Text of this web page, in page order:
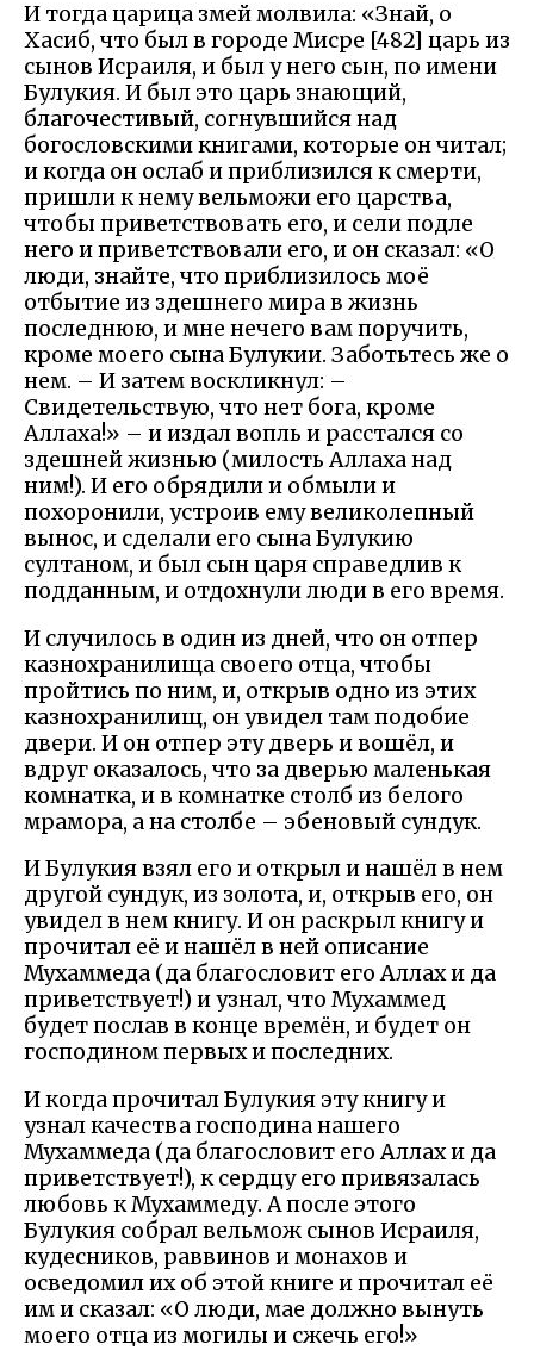
И тогда царица змей молвила: «Знай, о
Хасиб, что был в городе Мисре [482] царь из
сынов Исраиля, и был у него сын, по имени
Булукия. И был это царь знающий,
благочестивый, согнувшийся над
богословскими книгами, которые он читал;
и когда он ослаб и приблизился к смерти,
пришли к нему вельможи его царства,
чтобы приветствовать его, и сели подле
него и приветствовали его, и он сказал: «О
люди, знайте, что приблизилось моё
отбытие из здешнего мира в жизнь
последнюю, и мне нечего вам поручить,
кроме моего сына Булукии. Заботьтесь же о
нем. – И затем воскликнул: –
Свидетельствую, что нет бога, кроме
Аллаха!» – и издал вопль и расстался со
здешней жизнью (милость Аллаха над
ним!). И его обрядили и обмыли и
похоронили, устроив ему великолепный
вынос, и сделали его сына Булукию
султаном, и был сын царя справедлив к
подданным, и отдохнули люди в его время.
И случилось в один из дней, что он отпер
казнохранилища своего отца, чтобы
пройтись по ним, и, открыв одно из этих
казнохранилищ, он увидел там подобие
двери. И он отпер эту дверь и вошёл, и
вдруг оказалось, что за дверью маленькая
комнатка, и в комнатке столб из белого
мрамора, а на столбе – эбеновый сундук.
И Булукия взял его и открыл и нашёл в нем
другой сундук, из золота, и, открыв его, он
увидел в нем книгу. И он раскрыл книгу и
прочитал её и нашёл в ней описание
Мухаммеда (да благословит его Аллах и да
приветствует!) и узнал, что Мухаммед
будет послав в конце времён, и будет он
господином первых и последних.
И когда прочитал Булукия эту книгу и
узнал качества господина нашего
Мухаммеда (да благословит его Аллах и да
приветствует!), к сердцу его привязалась
любовь к Мухаммеду. А после этого
Булукия собрал вельмож сынов Исраиля,
кудесников, раввинов и монахов и
осведомил их об этой книге и прочитал её
им и сказал: «О люди, мае должно вынуть
моего отца из могилы и сжечь его!»